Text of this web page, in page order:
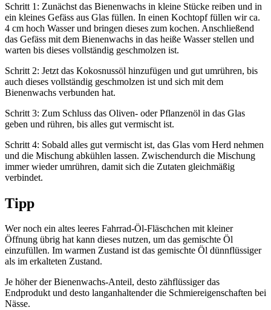
Schritt 1: Zunächst das Bienenwachs in kleine Stücke reiben und in
ein kleines Gefäss aus Glas füllen. In einen Kochtopf füllen wir ca.
4 cm hoch Wasser und bringen dieses zum kochen. Anschließend
das Gefäss mit dem Bienenwachs in das heiße Wasser stellen und
warten bis dieses vollständig geschmolzen ist.
Schritt 2: Jetzt das Kokosnussöl hinzufügen und gut umrühren, bis
auch dieses vollständig geschmolzen ist und sich mit dem
Bienenwachs verbunden hat.
Schritt 3: Zum Schluss das Oliven- oder Pflanzenöl in das Glas
geben und rühren, bis alles gut vermischt ist.
Schritt 4: Sobald alles gut vermischt ist, das Glas vom Herd nehmen
und die Mischung abkühlen lassen. Zwischendurch die Mischung
immer wieder umrühren, damit sich die Zutaten gleichmäßig
verbindet.
Tipp
Wer noch ein altes leeres Fahrrad-Öl-Fläschchen mit kleiner
Öffnung übrig hat kann dieses nutzen, um das gemischte Öl
einzufüllen. Im warmen Zustand ist das gemischte Öl dünnflüssiger
als im erkalteten Zustand.
Je höher der Bienenwachs-Anteil, desto zähflüssiger das
Endprodukt und desto langanhaltender die Schmiereigenschaften bei
Nässe.